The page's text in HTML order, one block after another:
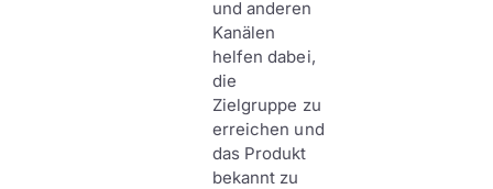
und anderen
Kanälen
helfen dabei,
die
Zielgruppe zu
erreichen und
das Produkt
bekannt zu